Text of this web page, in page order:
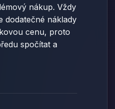
nákup. Vždy
dodatečné náklady
cenu, proto
spočítat a